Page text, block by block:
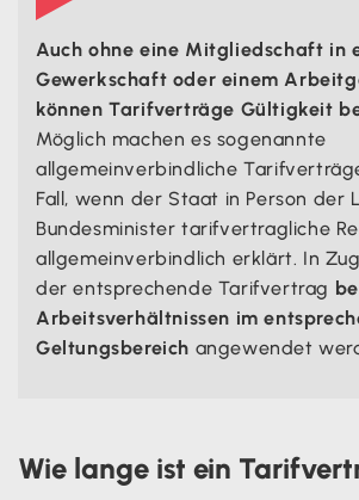
Auch ohne eine Mitgliedschaft in
Gewerkschaft oder einem
können Tarifverträge Gültigkeit
Möglich machen es sogenannte
allgemeinverbindliche
Fall, wenn der Staat in Person der
Bundesminister tarifvertragliche
allgemeinverbindlich erklärt. In
der entsprechende Tarifvertrag
Arbeitsverhältnissen im
Geltungsbereich angewendet
Wie lange ist ein